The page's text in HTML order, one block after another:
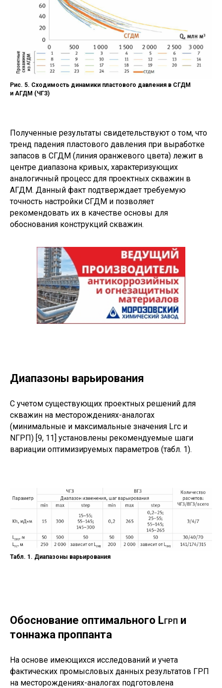
Рис. 5. Сходимость динамики пластового давления в СГДМ
и АГДМ (ЧГЗ)
Полученные результаты свидетельствуют о том, что
тренд падения пластового давления при выработке
запасов в СГДМ (линия оранжевого цвета) лежит в
центре диапазона кривых, характеризующих
аналогичный процесс для проектных скважин в
АГДМ. Данный факт подтверждает требуемую
точность настройки СГДМ и позволяет
рекомендовать их в качестве основы для
обоснования конструкций скважин.
Диапазоны варьирования
С учетом существующих проектных решений для
скважин на месторождениях-аналогах
(минимальные и максимальные значения Lгс и
NГРП) [9, 11] установлены рекомендуемые шаги
вариации оптимизируемых параметров (табл. 1).
Табл. 1. Диапазоны варьирования
Обоснование оптимального L ГРП и
тоннажа проппанта
На основе имеющихся исследований и учета
фактических промысловых данных результатов ГРП
на месторождениях-аналогах подготовлена